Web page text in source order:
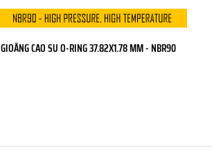
GIOĂNG CAO SU O-RING 37.82X1.78 MM - NBR90